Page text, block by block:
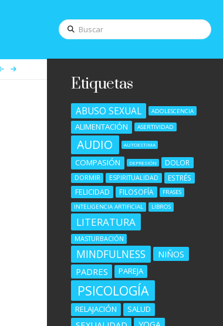
Buscar
Etiquetas
ABUSO SEXUAL ADOLESCENCIA
ALIMENTACIÓN ASERTIVIDAD
AUDIO AUTOESTIMA
COMPASIÓN DEPRESIÓN DOLOR
DORMIR ESPIRITUALIDAD ESTRÉS
FELICIDAD FILOSOFÍA
FRASES
INTELIGENCIA ARTIFICIAL
LIBROS
LITERATURA
MASTURBACIÓN
MINDFULNESS
NIÑOS
PADRES
PAREJA
PSICOLOGÍA
RELAJACIÓN SALUD